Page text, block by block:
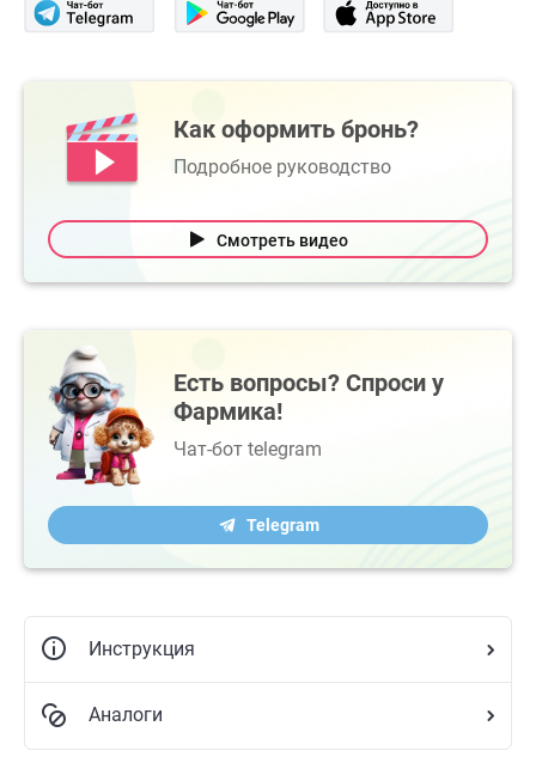
Как оформить бронь?
Подробное руководство
Смотреть видео
Есть вопросы? Спроси у
Фармика!
Чат-бот telegram
Telegram
Инструкция
Аналоги